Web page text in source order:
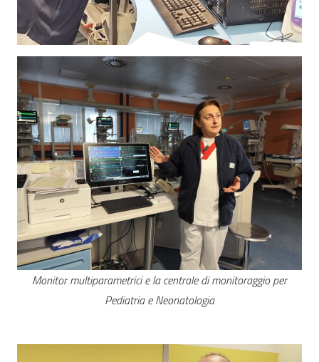
Monitor multiparametrici e la centrale di monitoraggio per
Pediatria e Neonatologia